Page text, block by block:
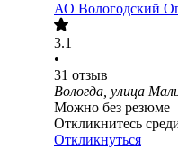
АО Вологодский
3.1
•
31 отзыв
Вологда, улица
Можно без резюме
Откликнитесь
Откликнуться